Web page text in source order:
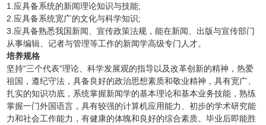
1.应具备系统的新闻理论知识与技能;
2.应具备系统宽广的文化与科学知识;
3.应具备熟悉我国新闻、宣传政策法规，能在新闻、出版与宣传部门
从事编辑、记者与管理等工作的新闻学高级专门人才。
培养规格
坚持"三个代表"理论、科学发展观的指导以及改革创新的精神，热爱
祖国，遵纪守法，具备良好的政治思想素质和敬业精神，具有宽广、
扎实的知识功底，系统掌握新闻学的基本理论和基本业务技能，熟练
掌握一门外国语言，具有较强的计算机应用能力、初步的学术研究能
力和社会工作能力，有健康的体魄和良好的综合素质。毕业后即能胜